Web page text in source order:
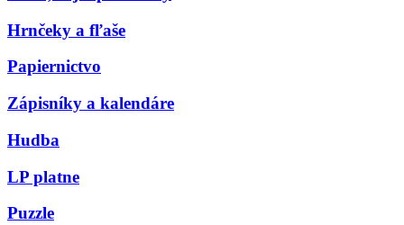
Hrnčeky a fľaše
Papiernictvo
Zápisníky a kalendáre
Hudba
LP platne
Puzzle